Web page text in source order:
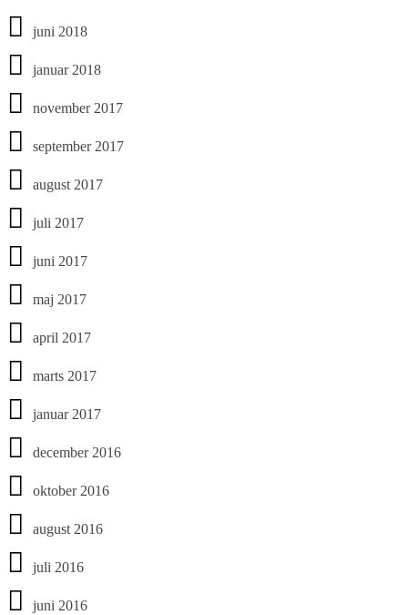
juni 2018
januar 2018
november 2017
september 2017
august 2017
juli 2017
juni 2017
maj 2017
april 2017
marts 2017
januar 2017
december 2016
oktober 2016
august 2016
juli 2016
juni 2016